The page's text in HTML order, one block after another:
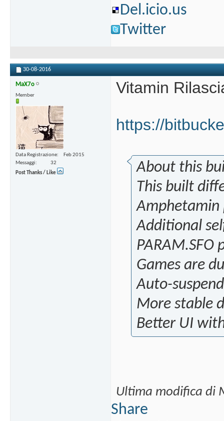
Del.icio.us
Twitter
30-08-2016
MaX7o
Member
Data Registrazione
Feb 2015
Messaggi
32
Post Thanks / Like
Vitamin
https://
About this
This built
Amphetamin
Additional
Games are
Auto-
More stable
Better UI
Ultima modifica di
Share